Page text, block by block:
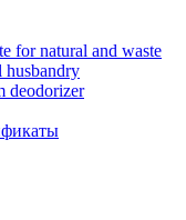
for natural and waste
husbandry
deodorizer